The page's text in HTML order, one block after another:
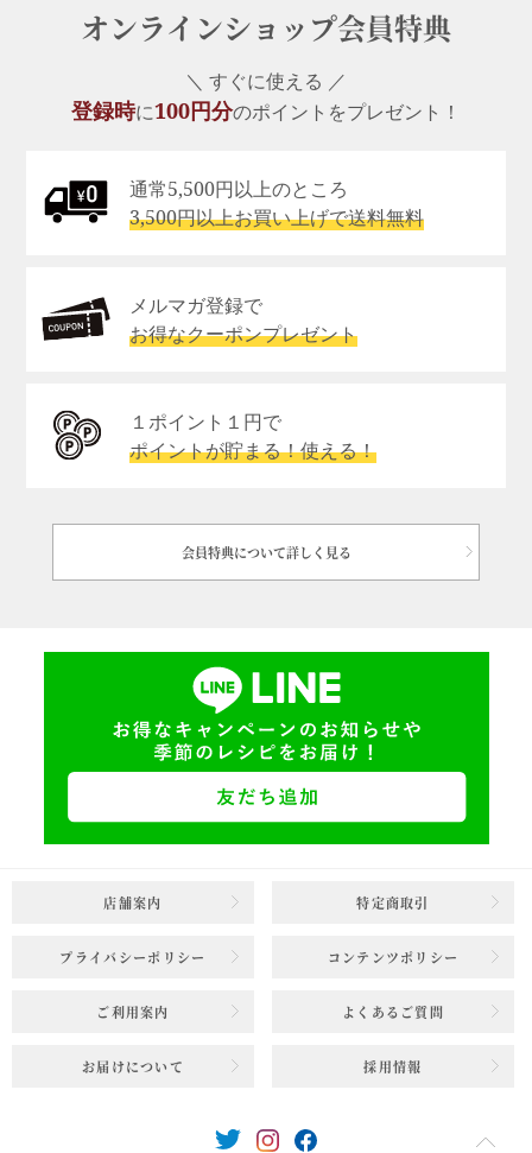
オンラインショップ会員特典
＼ すぐに使える ／
登録時に100円分のポイントをプレゼント！
通常5,500円以上のところ
3,500円以上お買い上げで送料無料
メルマガ登録で
お得なクーポンプレゼント
１ポイント１円で
ポイントが貯まる！使える！
会員特典について詳しく見る
店舗案内 特定商取引
プライバシーポリシー コンテンツポリシー
ご利用案内 よくあるご質問
お届けについて 採用情報